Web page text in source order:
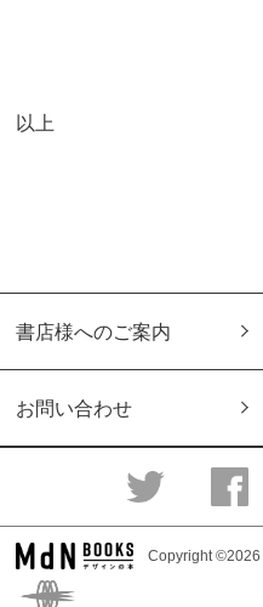
以上
書店様へのご案内
お問い合わせ
Copyright ©2026